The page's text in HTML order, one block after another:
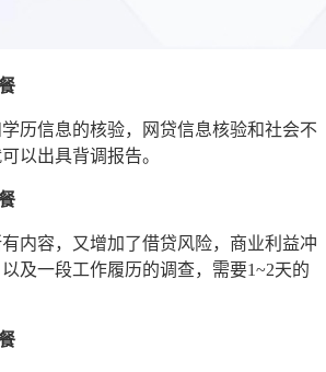
历信息的核验，网贷信息核验和社会不
以出具背调报告。
内容，又增加了借贷风险，商业利益冲
及一段工作履历的调查，需要1~2天的